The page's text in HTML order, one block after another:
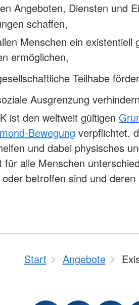
Angeboten, Diensten und
schaffen,
Menschen ein existentiell
ermöglichen,
Teilhabe
Ausgrenzung
ist den weltweit gültigen
Bewegung verpflichtet,
und dabei physisches
für alle Menschen
betroffen sind und
Start Angebote